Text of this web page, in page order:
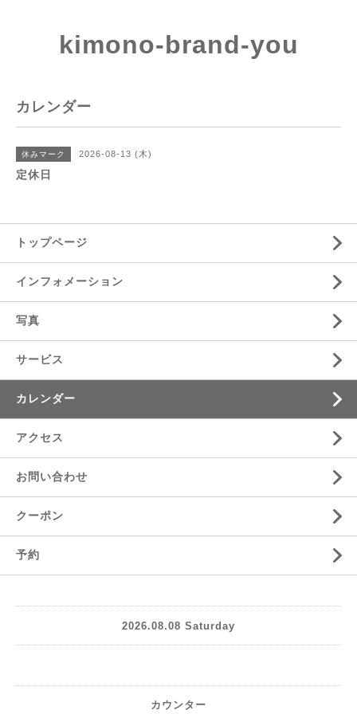
kimono-brand-you
カレンダー
休みマーク 2026-08-13 (木)
定休日
トップページ
インフォメーション
写真
サービス
カレンダー
アクセス
お問い合わせ
クーポン
予約
2026.08.08 Saturday
カウンター